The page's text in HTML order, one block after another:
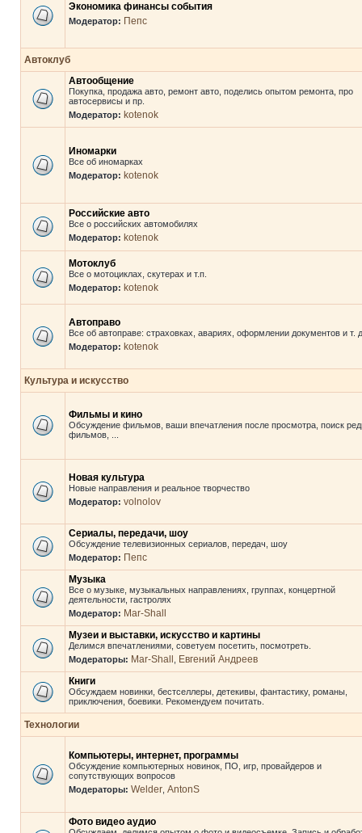
Экономика финансы события
Модератор: Пепс
Автоклуб
Автообщение
Покупка, продажа авто, ремонт авто, поделись опытом ремонта, про
автосервисы и пр.
Модератор: kotenok
Иномарки
Все об иномарках
Модератор: kotenok
Российские авто
Все о российских автомобилях
Модератор: kotenok
Мотоклуб
Все о мотоциклах, скутерах и т.п.
Модератор: kotenok
Автоправо
Все об автоправе: страховках, авариях, оформлении документов и т.
Модератор: kotenok
Культура и искусство
Фильмы и кино
Обсуждение фильмов, ваши впечатления после просмотра, поиск
фильмов, ...
Новая культура
Новые направления и реальное творчество
Модератор: volnolov
Сериалы, передачи, шоу
Обсуждение телевизионных сериалов, передач, шоу
Модератор: Пепс
Музыка
Все о музыке, музыкальных направлениях, группах, концертной
деятельности, гастролях
Модератор: Mar-Shall
Музеи и выставки, искусство и картины
Делимся впечатлениями, советуем посетить, посмотреть.
Модераторы: Mar-Shall
Евгений Андреев
Книги
Обсуждаем новинки, бестселлеры, детекивы, фантастику, романы,
приключения, боевики. Рекомендуем почитать.
Технологии
Компьютеры, интернет, программы
Обсуждение компьютерных новинок, ПО, игр, провайдеров и
сопутствующих вопросов
Модераторы: Welder AntonS
Фото видео аудио